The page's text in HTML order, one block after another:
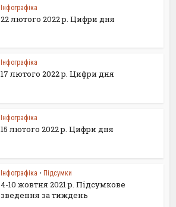
Інфографіка
22 лютого 2022 р. Цифри дня
Інфографіка
17 лютого 2022 р. Цифри дня
Інфографіка
15 лютого 2022 р. Цифри дня
Інфографіка • Підсумки
4-10 жовтня 2021 р. Підсумкове
зведення за тиждень